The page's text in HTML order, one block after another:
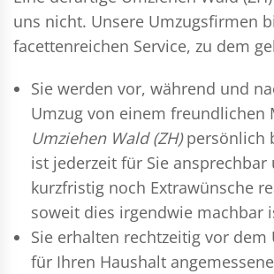
uns nicht. Unsere Umzugsfirmen
facettenreichen Service, zu dem
Sie werden vor, während und
Umzug von einem freundlichen
Umziehen Wald (ZH)persönlich
ist jederzeit für Sie ansprechbar
kurzfristig noch Extrawünsche
soweit dies irgendwie machbar
Sie erhalten rechtzeitig vor dem
für Ihren Haushalt